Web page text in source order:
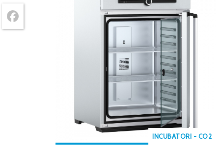
INCUBATORI - CO2
Facebook